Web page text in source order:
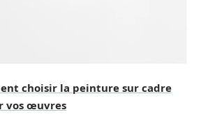
choisir la peinture sur cadre
vos œuvres